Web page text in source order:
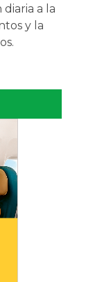
a la
y la